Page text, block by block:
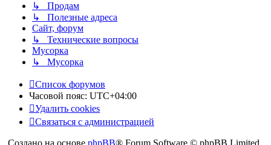
↳ Продам
↳ Полезные адреса
Сайт, форум
↳ Технические вопросы
Мусорка
↳ Мусорка
Список форумов
Часовой пояс: UTC+04:00
Удалить cookies
Связаться с администрацией
Создано на основе phpBB® Forum Software © phpBB Limited